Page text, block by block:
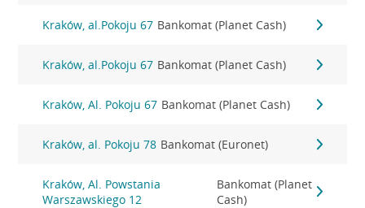
Kraków, al.Pokoju 67 Bankomat (Planet Cash)
Kraków, al.Pokoju 67 Bankomat (Planet Cash)
Kraków, Al. Pokoju 67 Bankomat (Planet Cash)
Kraków, al. Pokoju 78 Bankomat (Euronet)
Kraków, Al. Powstania
Warszawskiego 12
Bankomat (Planet
Cash)